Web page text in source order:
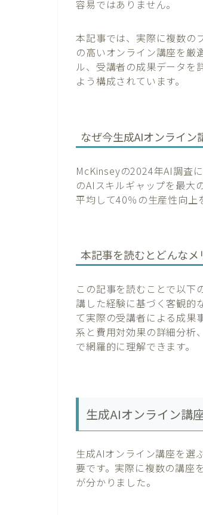
容易ではありません。
本記事では、実際に複数の
の高いオンライン講座を厳
ル、受講者の成果データを
よう構成されています。
なぜ今生成AIオンライン
McKinseyの2024年AI調査
のAIスキルギャップを最大
平均して40％の生産性向上
本記事を読むとどんなメ
この記事を読むことで以下
講した経験に基づく客観的
て実際の受講者による成果
系と費用対効果の詳細分析
で網羅的に理解できます。
生成AIオンライン講
生成AIオンライン講座を選
要です。実際に複数の講座
が分かりました。